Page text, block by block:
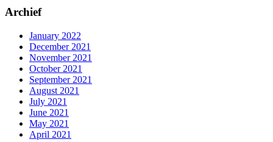
Archief
January 2022
December 2021
November 2021
October 2021
September 2021
August 2021
July 2021
June 2021
May 2021
April 2021